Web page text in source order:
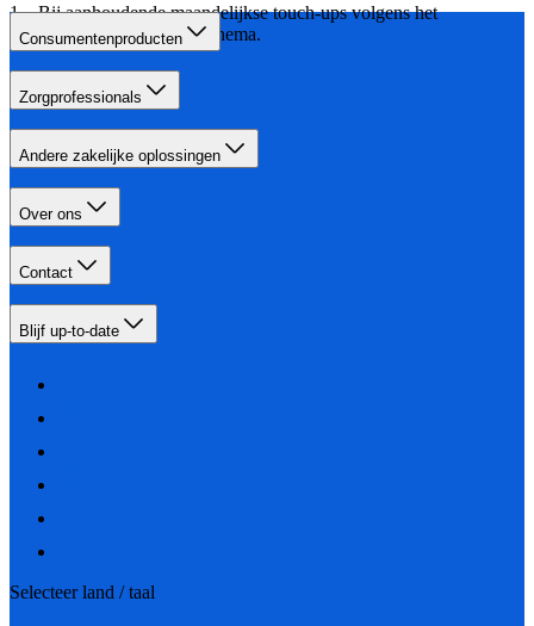
Bij aanhoudende maandelijkse touch-ups volgens het
aangegeven behandelschema.
Consumentenproducten
Zorgprofessionals
Andere zakelijke oplossingen
Over ons
Contact
Blijf up-to-date
Selecteer land / taal